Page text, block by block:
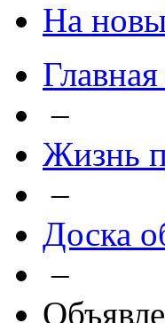
На
–
Жизнь
–
Доска
–